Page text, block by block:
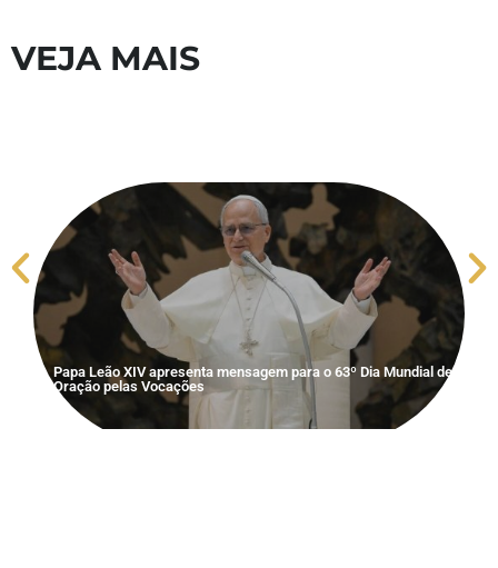
VEJA MAIS
Papa Leão XIV apresenta mensagem para o 63º Dia Mundial de
Oração pelas Vocações